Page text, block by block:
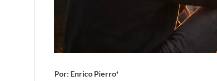
Por: Enrico Pierro*